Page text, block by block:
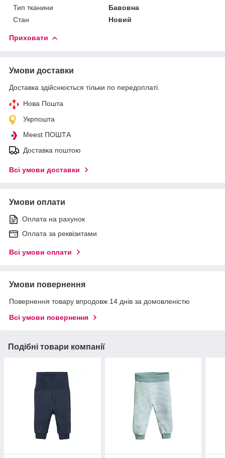
Тип тканини
Бавовна
Стан
Новий
Приховати
Умови доставки
Доставка здійснюється тільки по передоплаті.
Нова Пошта
Укрпошта
Meest ПОШТА
Доставка поштою
Всі умови доставки
Умови оплати
Оплата на рахунок
Оплата за реквізитами
Всі умови оплати
Умови повернення
Повернення товару впродовж 14 днів за домовленістю
Всі умови повернення
Подібні товари компанії